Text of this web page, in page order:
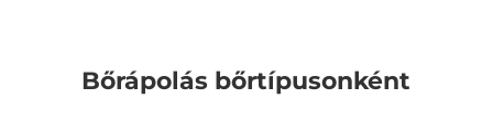
Bőrápolás bőrtípusonként